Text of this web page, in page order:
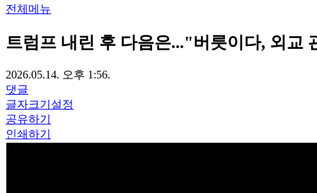
전체메뉴
트럼프 내린 후 다음은..."버릇이다, 외교
2026.05.14. 오후 1:56.
댓글
글자크기설정
공유하기
인쇄하기